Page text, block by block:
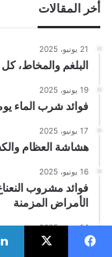
أخر المقالات
21 يونيو، 2025
البلغم والمخاط، كل
19 يونيو، 2025
فوائد شرب الماء
17 يونيو، 2025
هشاشة العظام
16 يونيو، 2025
فوائد مشروب
الأمراض المزمنة
14 يونيو، 2025
فوائد فيتامين B12 وأهميته للجسم والصحة العامة